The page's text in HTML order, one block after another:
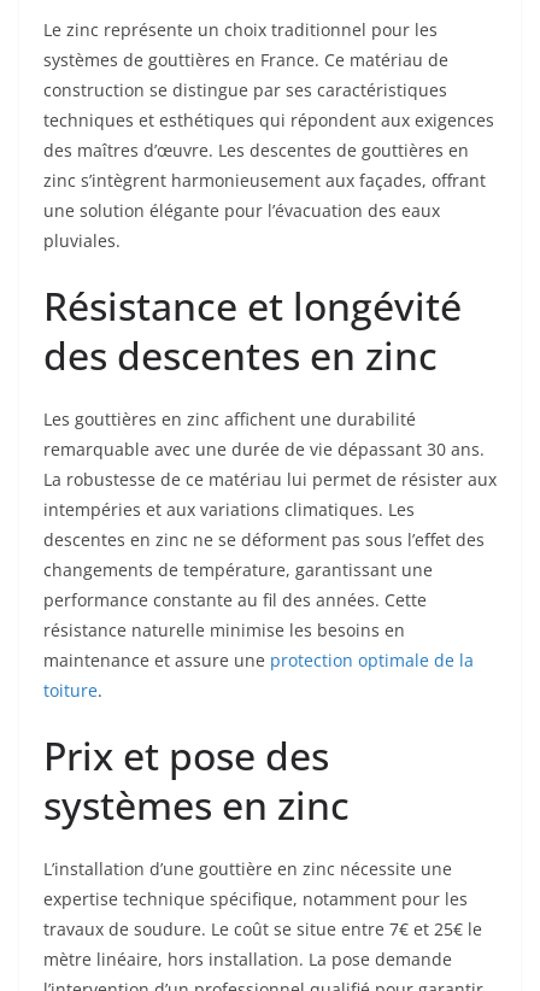
Le zinc représente un choix traditionnel pour les
systèmes de gouttières en France. Ce matériau de
construction se distingue par ses caractéristiques
techniques et esthétiques qui répondent aux exigences
des maîtres d’œuvre. Les descentes de gouttières en
zinc s’intègrent harmonieusement aux façades, offrant
une solution élégante pour l’évacuation des eaux
pluviales.
Résistance et longévité
des descentes en zinc
Les gouttières en zinc affichent une durabilité
remarquable avec une durée de vie dépassant 30 ans.
La robustesse de ce matériau lui permet de résister aux
intempéries et aux variations climatiques. Les
descentes en zinc ne se déforment pas sous l’effet des
changements de température, garantissant une
performance constante au fil des années. Cette
résistance naturelle minimise les besoins en
maintenance et assure une protection optimale de la
toiture.
Prix et pose des
systèmes en zinc
L’installation d’une gouttière en zinc nécessite une
expertise technique spécifique, notamment pour les
travaux de soudure. Le coût se situe entre 7€ et 25€ le
mètre linéaire, hors installation. La pose demande